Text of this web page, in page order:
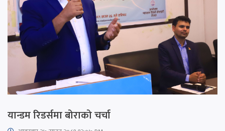
यान्डम रिडर्समा बोराको चर्चा